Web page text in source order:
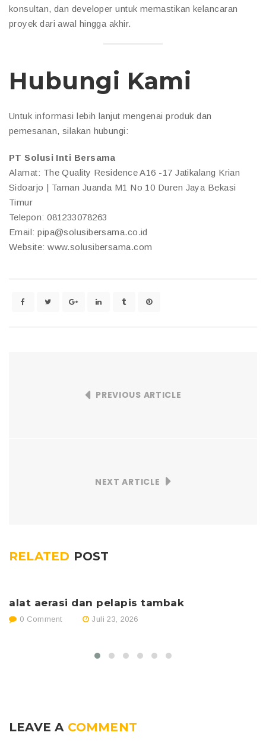
konsultan, dan developer untuk memastikan kelancaran
proyek dari awal hingga akhir.
Hubungi Kami
Untuk informasi lebih lanjut mengenai produk dan
pemesanan, silakan hubungi:
PT Solusi Inti Bersama
Alamat: The Quality Residence A16 -17 Jatikalang Krian
Sidoarjo | Taman Juanda M1 No 10 Duren Jaya Bekasi
Timur
Telepon: 081233078263
Email: pipa@solusibersama.co.id
Website: www.solusibersama.com
PREVIOUS ARTICLE
NEXT ARTICLE
RELATED POST
alat aerasi dan pelapis tambak
0 Comment Juli 23, 2026
LEAVE A COMMENT